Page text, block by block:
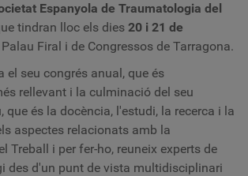
Espanyola de Traumatologia del
tindran lloc els dies 20 i 21 de
Palau Firal i de Congressos de Tarragona.
el seu congrés anual, que és
rellevant i la culminació del seu
que és la docència, l'estudi, la recerca i la
aspectes relacionats amb la
Treball i per fer-ho, reuneix experts de
des d'un punt de vista multidisciplinari